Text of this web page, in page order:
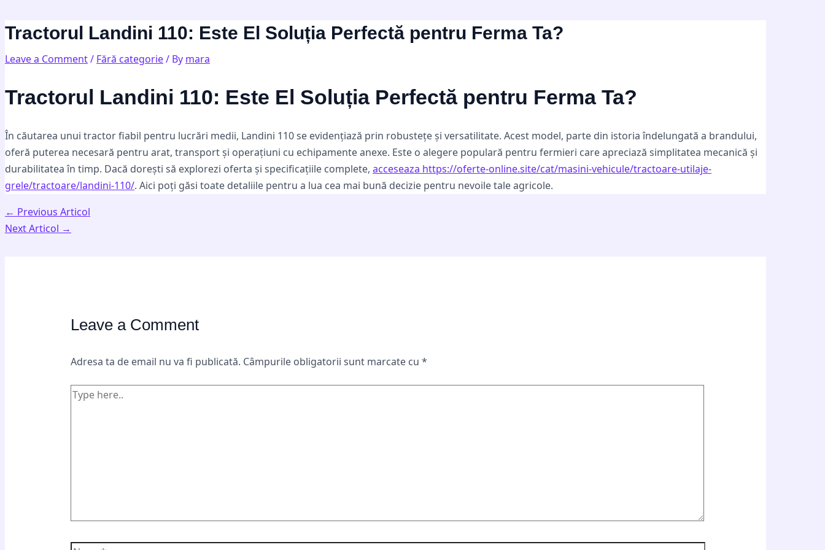
to
content
Tractorul Landini 110: Este El Soluția Perfectă pentru Ferma Ta?
Leave a Comment/ Fără categorie/ By mara
Tractorul Landini 110: Este El Soluția Perfectă pentru Ferma Ta?
În căutarea unui tractor fiabil pentru lucrări medii, Landini 110 se evidențiază prin robustețe și versatilitate. Acest model, parte din istoria îndelungată a brandului,
oferă puterea necesară pentru arat, transport și operațiuni cu echipamente anexe. Este o alegere populară pentru fermieri care apreciază simplitatea mecanică și
durabilitatea în timp. Dacă dorești să explorezi oferta și specificațiile complete, acceseaza https://oferte-online.site/cat/masini-vehicule/tractoare-utilaje-
grele/tractoare/landini-110/. Aici poți găsi toate detaliile pentru a lua cea mai bună decizie pentru nevoile tale agricole.
navigation
← Previous Articol
Next Articol →
Leave a Comment
Adresa ta de email nu va fi publicată. Câmpurile obligatorii sunt marcate cu *
here..